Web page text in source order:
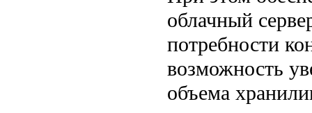
облачный
потребности
возможность
объема